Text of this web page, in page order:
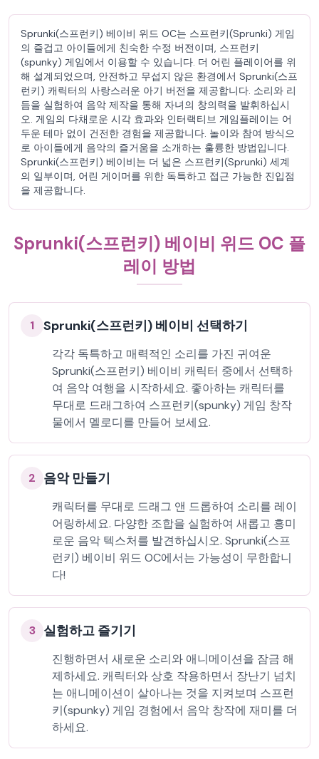
Sprunki(스프런키) 베이비 위드 OC는 스프런키(Sprunki) 게임
의 즐겁고 아이들에게 친숙한 수정 버전이며, 스프런키
(spunky) 게임에서 이용할 수 있습니다. 더 어린 플레이어를 위
해 설계되었으며, 안전하고 무섭지 않은 환경에서 Sprunki(스프
런키) 캐릭터의 사랑스러운 아기 버전을 제공합니다. 소리와 리
듬을 실험하여 음악 제작을 통해 자녀의 창의력을 발휘하십시
오. 게임의 다채로운 시각 효과와 인터랙티브 게임플레이는 어
두운 테마 없이 건전한 경험을 제공합니다. 놀이와 참여 방식으
로 아이들에게 음악의 즐거움을 소개하는 훌륭한 방법입니다.
Sprunki(스프런키) 베이비는 더 넓은 스프런키(Sprunki) 세계
의 일부이며, 어린 게이머를 위한 독특하고 접근 가능한 진입점
을 제공합니다.
Sprunki(스프런키) 베이비 위드 OC 플
레이 방법
1 Sprunki(스프런키) 베이비 선택하기
각각 독특하고 매력적인 소리를 가진 귀여운
Sprunki(스프런키) 베이비 캐릭터 중에서 선택하
여 음악 여행을 시작하세요. 좋아하는 캐릭터를
무대로 드래그하여 스프런키(spunky) 게임 창작
물에서 멜로디를 만들어 보세요.
2 음악 만들기
캐릭터를 무대로 드래그 앤 드롭하여 소리를 레이
어링하세요. 다양한 조합을 실험하여 새롭고 흥미
로운 음악 텍스처를 발견하십시오. Sprunki(스프
런키) 베이비 위드 OC에서는 가능성이 무한합니
다!
3 실험하고 즐기기
진행하면서 새로운 소리와 애니메이션을 잠금 해
제하세요. 캐릭터와 상호 작용하면서 장난기 넘치
는 애니메이션이 살아나는 것을 지켜보며 스프런
키(spunky) 게임 경험에서 음악 창작에 재미를 더
하세요.